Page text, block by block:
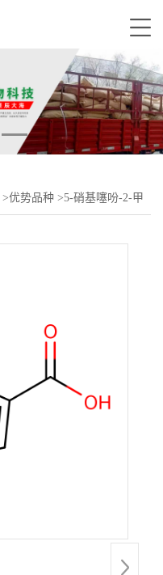
>优势品种 >5-硝基噻吩-2-甲